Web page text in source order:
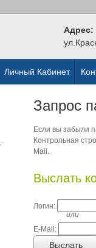
Адрес:
Личный Кабинет
Запрос
Если вы забыли
Контрольная
Mail.
Выслать
Логин:
или
E-Mail:
Выслать